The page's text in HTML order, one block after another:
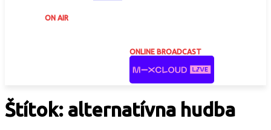
ON AIR
ONLINE BROADCAST
Štítok: alternatívna hudba